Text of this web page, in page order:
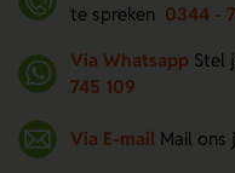
te spreken 0344 -
Via Whatsapp Stel
745 109
Via E-mail Mail ons